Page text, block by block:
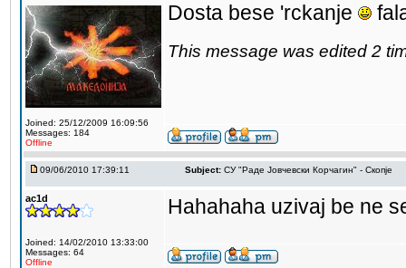
Joined: 25/12/2009 16:09:56
Messages: 184
Offline
Dosta bese 'rckanje
This message was edited 2
09/06/2010 17:39:11 Subject: СУ "Раде Јовчевски Корчагин" - Скопје
ac1d
Joined: 14/02/2010 13:33:00
Messages: 64
Offline
Hahahaha uzivaj be ne